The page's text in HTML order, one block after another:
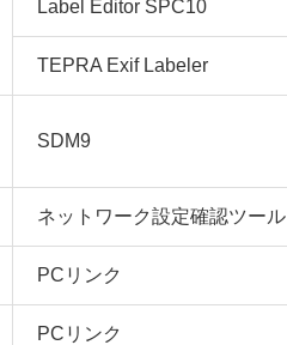
Label Editor SPC10
TEPRA Exif Labeler
SDM9
ネットワーク設定確認ツール
PCリンク
PCリンク